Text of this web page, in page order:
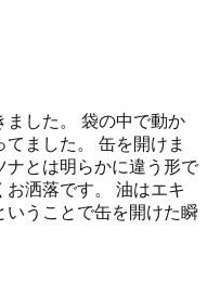
ました。 袋の中で動か
ました。 缶を開けま
ナとは明らかに違う形で
お洒落です。 油はエキ
いうことで缶を開けた瞬